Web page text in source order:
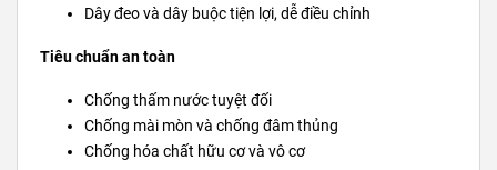
Dây đeo và dây buộc tiện lợi, dễ điều chỉnh
Tiêu chuẩn an toàn
Chống thấm nước tuyệt đối
Chống mài mòn và chống đâm thủng
Chống hóa chất hữu cơ và vô cơ